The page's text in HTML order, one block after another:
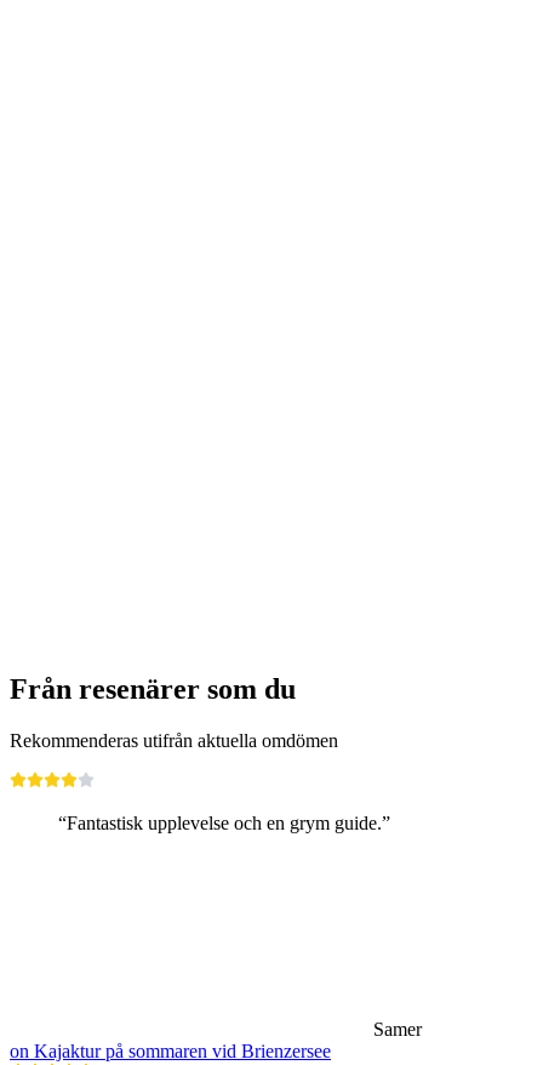
Från resenärer som du
Rekommenderas utifrån aktuella omdömen
“Fantastisk upplevelse och en grym guide.”
Samer
on Kajaktur på sommaren vid Brienzersee